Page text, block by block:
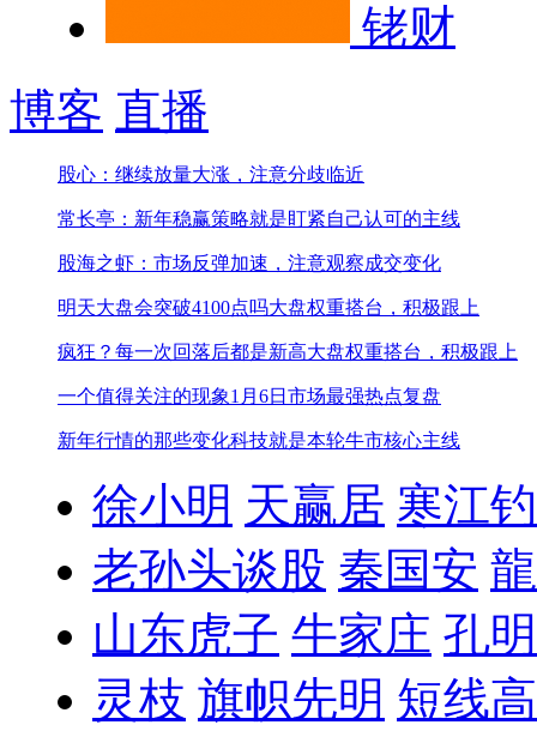
铑财
博客 直播
股心：继续放量大涨，注意分歧临近
常长亭：新年稳赢策略就是盯紧自己认可的主线
股海之虾：市场反弹加速，注意观察成交变化
明天大盘会突破4100点吗大盘权重搭台，积极跟上
疯狂？每一次回落后都是新高大盘权重搭台，积极跟上
一个值得关注的现象1月6日市场最强热点复盘
新年行情的那些变化科技就是本轮牛市核心主线
徐小明 天赢居 寒江
老孙头谈股 秦国安
山东虎子 牛家庄 孔
灵枝 旗帜先明 短线